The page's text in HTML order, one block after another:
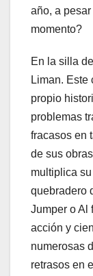
año, a
momento?
En la silla
Liman. Este
propio
problemas
fracasos en
de sus
multiplica
quebradero
Jumper o Al
acción y
numerosas
retrasos en